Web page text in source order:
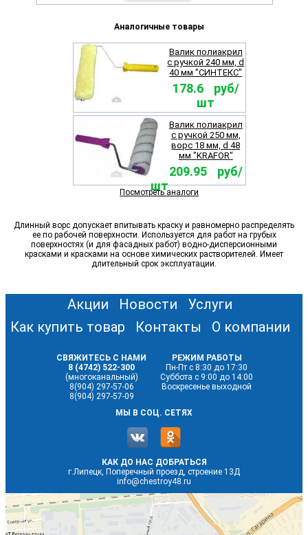
Аналогичные товары
Валик полиакрил
с ручкой 240 мм, d
40 мм "СИНТЕКС"
178.6 руб/
шт
Валик полиакрил
с ручкой 250 мм,
ворс 18 мм, d 48
мм "KRAFOR"
209.95 руб/
шт
Посмотреть аналоги
Длинный ворс допускает впитывать краску и равномерно распределять
ее по рабочей поверхности. Используется для работ на грубых
поверхностях (и для фасадных работ) водно-дисперсионными
красками и красками на основе химических растворителей. Имеет
длительный срок эксплуатации.
Акции Новости
Услуги
Как купить товар
Контакты О компании
СВЯЖИТЕСЬ С НАМИ
8 (4742) 522-300
(многоканальный)
8(904) 297-57-06
8(904) 297-57-09
РЕЖИМ РАБОТЫ
Пн-Пт с 8:30 до 17:30
Суббота с 9:00 до 14:00
Воскресенье выходной
МЫ В СОЦ. СЕТЯХ
КАК ДО НАС ДОБРАТЬСЯ
г.Липецк, Поперечный проезд, строение 13Д
info@chestroy48.ru